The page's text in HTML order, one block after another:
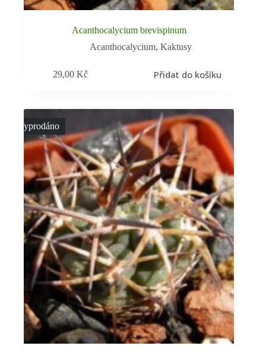
Acanthocalycium brevispinum
Acanthocalycium,Kaktusy
29,00Kč Přidat do košíku
Vyprodáno